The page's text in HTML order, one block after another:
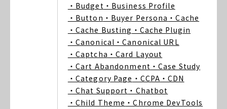
・Budget ・Business Profile
・Button ・Buyer Persona ・Cache
・Cache Busting ・Cache Plugin
・Canonical ・Canonical URL
・Captcha ・Card Layout
・Cart Abandonment ・Case Study
・Category Page ・CCPA ・CDN
・Chat Support ・Chatbot
・Child Theme ・Chrome DevTools